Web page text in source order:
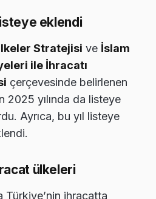
eklendi
Stratejisi ve İslam
ile İhracatı
çerçevesinde belirlenen
2025 yılında da listeye
Ayrıca, bu yıl listeye
ülkeleri
Türkiye’nin ihracatta